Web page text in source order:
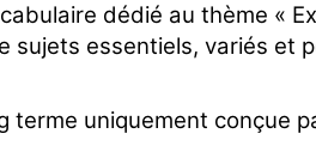
dédié au thème «
sujets essentiels, variés et
terme uniquement conçue